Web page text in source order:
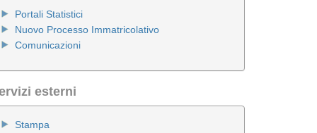
Portali Statistici
Nuovo Processo Immatricolativo
Comunicazioni
esterni
Stampa